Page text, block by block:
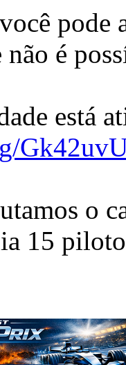
pode
não é
está
o
15